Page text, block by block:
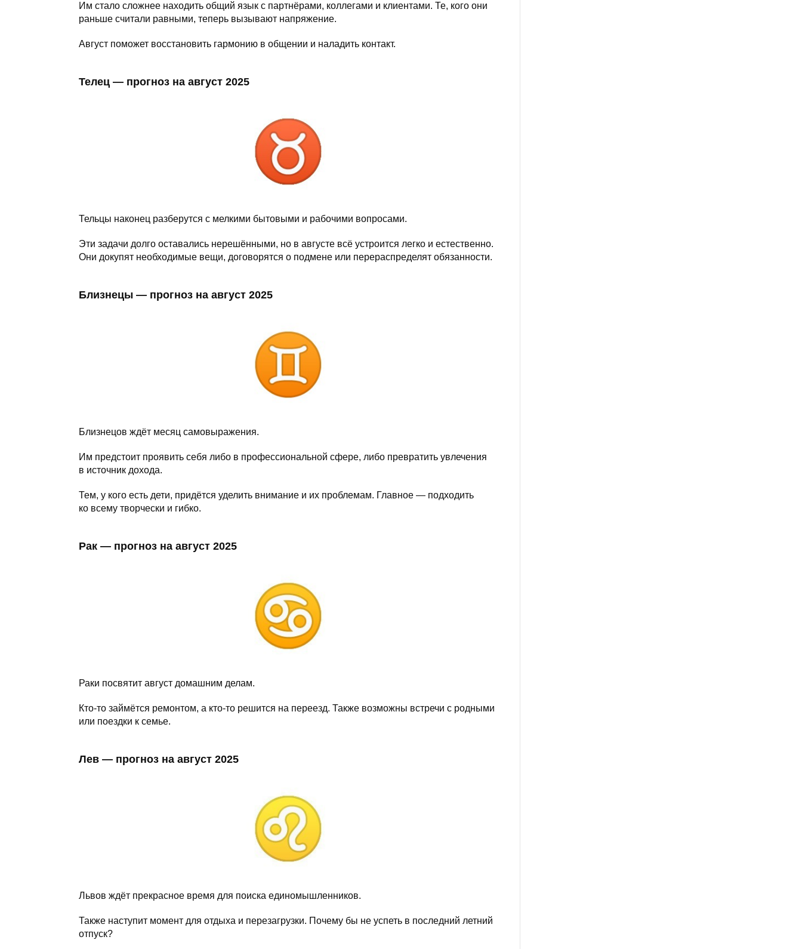
Им стало сложнее находить общий язык с партнёрами, коллегами и клиентами. Те, кого они
раньше считали равными, теперь вызывают напряжение.
Август поможет восстановить гармонию в общении и наладить контакт.
Телец — прогноз на август 2025
Тельцы наконец разберутся с мелкими бытовыми и рабочими вопросами.
Эти задачи долго оставались нерешёнными, но в августе всё устроится легко и естественно.
Они докупят необходимые вещи, договорятся о подмене или перераспределят обязанности.
Близнецы — прогноз на август 2025
Близнецов ждёт месяц самовыражения.
Им предстоит проявить себя либо в профессиональной сфере, либо превратить увлечения
в источник дохода.
Тем, у кого есть дети, придётся уделить внимание и их проблемам. Главное — подходить
ко всему творчески и гибко.
Рак — прогноз на август 2025
Раки посвятит август домашним делам.
Кто-то займётся ремонтом, а кто-то решится на переезд. Также возможны встречи с родными
или поездки к семье.
Лев — прогноз на август 2025
Львов ждёт прекрасное время для поиска единомышленников.
Также наступит момент для отдыха и перезагрузки. Почему бы не успеть в последний летний
отпуск?